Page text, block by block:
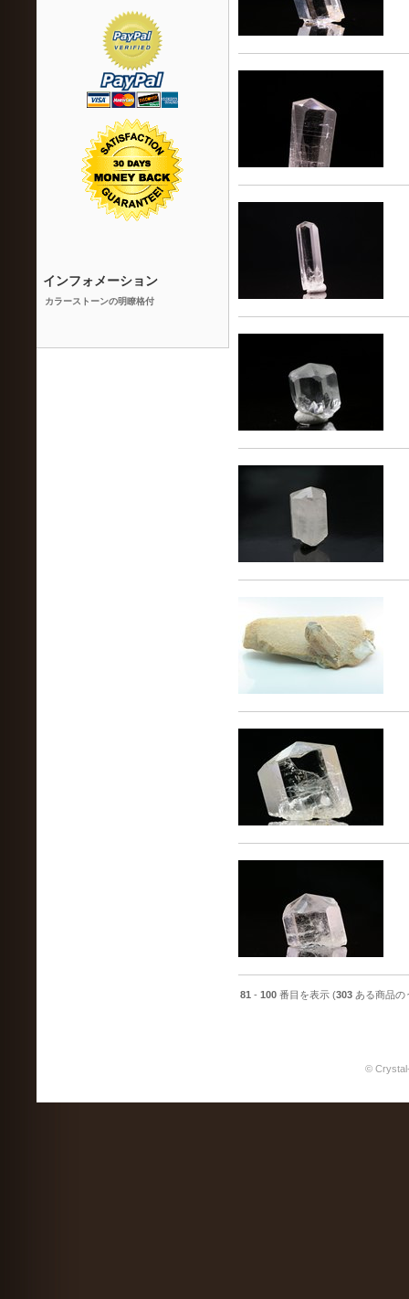
インフォメーション
カラーストーンの明瞭格付
81 - 100 番目を表示 (303 ある商品の
©